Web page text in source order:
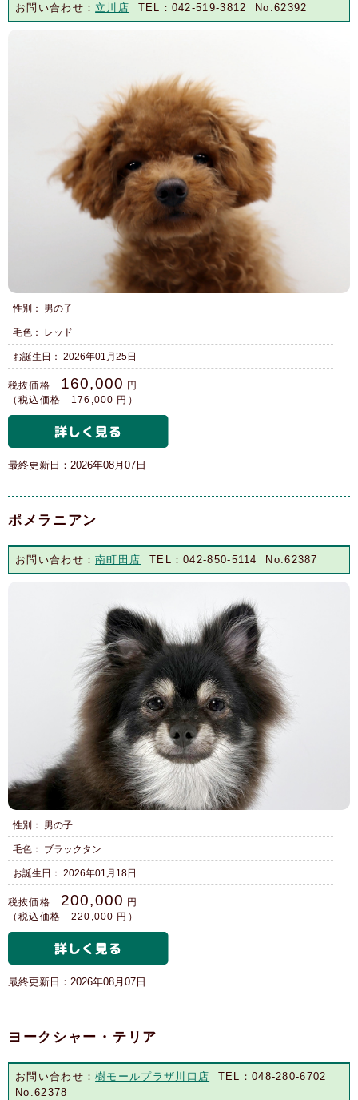
お問い合わせ： 立川店 TEL：042-519-3812 No.62392
性別： 男の子
毛色： レッド
お誕生日： 2026年01月25日
税抜価格 160,000 円
（税込価格 176,000 円）
最終更新日：2026年08月07日
ポメラニアン
お問い合わせ：南町田店 TEL：042-850-5114 No.62387
性別： 男の子
毛色： ブラックタン
お誕生日： 2026年01月18日
税抜価格 200,000
円
（税込価格 220,000 円）
最終更新日：2026年08月07日
ヨークシャー・テリア
お問い合わせ：樹モールプラザ川口店 TEL：048-280-6702
No.62378